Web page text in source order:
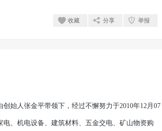
收藏 分享 举报
人张金平带领下，经过不懈努力于2010年12月07
、机电设备、建筑材料、五金交电、矿山物资购